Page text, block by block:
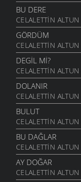
BU DERE
CELALETTIN ALTUN
GÖRDÜM
CELALETTIN ALTUN
DEGIL MI?
CELALETTIN ALTUN
DOLANIR
CELALETTIN ALTUN
BULUT
CELALETTIN ALTUN
BU DAĞLAR
CELALETTIN ALTUN
AY DOĞAR
CELALETTIN ALTUN